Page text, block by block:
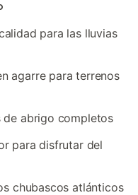
para las lluvias
agarre para terrenos
de abrigo completos
para disfrutar del
chubascos atlánticos